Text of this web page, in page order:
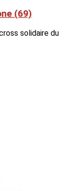
(69)
solidaire du